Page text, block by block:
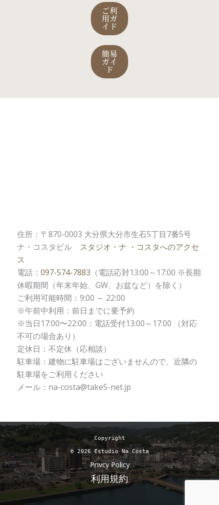
ご利
用ガ
イド
簡易
ガイ
ド
住所：〒870-0003 大分県大分市生石5丁目7番5号
ナ・コスタビル スタジオ・ナ ・コスタへのアクセ
ス
電話： 097-574-7883 （電話応対13:00～17:00 ※長期
休暇期間（年末年始、GW、お盆など）を除く）
ご利用可能時間：9:00 ～ 22:00
※午前中利用：前日までに要予約
※当日17:00〜22:00：電話受付13:00～17:00 （対応
不可の場合あり）
定休日：不定休（応相談）
駐車場：建物に駐車場はございませんので、近隣の
駐車場をご利用ください
メール：na-costa@take5-net.jp
Copyright
© 2026 Estudio Na Costa
Privcy Policy
利用規約